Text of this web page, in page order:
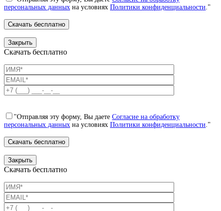
персональных данных на условиях Политики конфиденциальности ."
Закрыть
Скачать бесплатно
"Отправляя эту форму, Вы даете Согласие на обработку
персональных данных на условиях Политики конфиденциальности ."
Закрыть
Скачать бесплатно